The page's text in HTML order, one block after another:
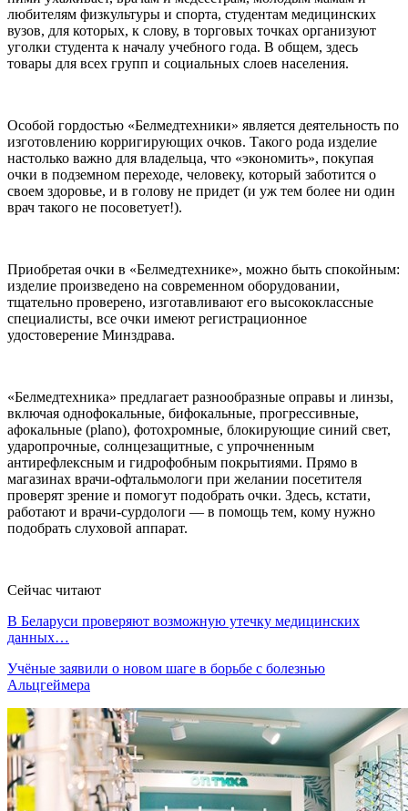
любителям физкультуры и спорта, студентам медицинских
вузов, для которых, к слову, в торговых точках организуют
уголки студента к началу учебного года. В общем, здесь
товары для всех групп и социальных слоев населения.
Особой гордостью «Белмедтехники» является деятельность по
изготовлению корригирующих очков. Такого рода изделие
настолько важно для владельца, что «экономить», покупая
очки в подземном переходе, человеку, который заботится о
своем здоровье, и в голову не придет (и уж тем более ни один
врач такого не посоветует!).
Приобретая очки в «Белмедтехнике», можно быть спокойным:
изделие произведено на современном оборудовании,
тщательно проверено, изготавливают его высококлассные
специалисты, все очки имеют регистрационное
удостоверение Минздрава.
«Белмедтехника» предлагает разнообразные оправы и линзы,
включая однофокальные, бифокальные, прогрессивные,
афокальные (рlano), фотохромные, блокирующие синий свет,
ударопрочные, солнцезащитные, с упрочненным
антирефлексным и гидрофобным покрытиями. Прямо в
магазинах врачи-офтальмологи при желании посетителя
проверят зрение и помогут подобрать очки. Здесь, кстати,
работают и врачи-сурдологи — в помощь тем, кому нужно
подобрать слуховой аппарат.
Сейчас читают
В Беларуси проверяют возможную утечку медицинских
данных…
Учёные заявили о новом шаге в борьбе с болезнью
Альцгеймера